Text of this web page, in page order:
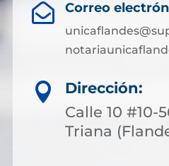
 Correo

Dirección:
Calle 10 #10-
Triana